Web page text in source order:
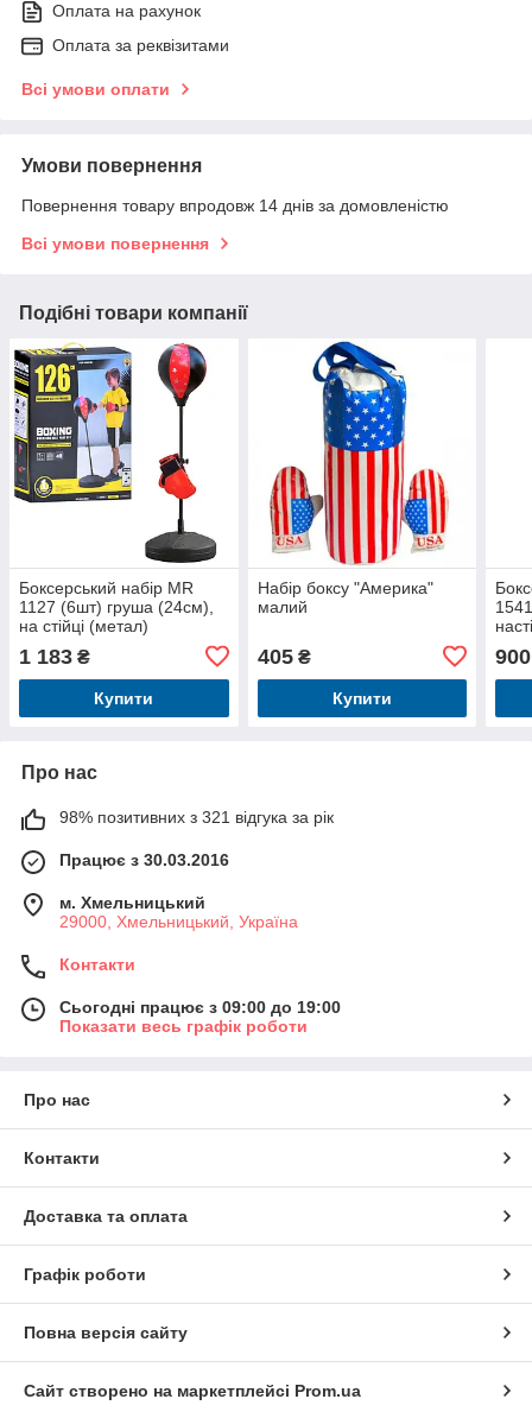
Оплата на рахунок
Оплата за реквізитами
Всі умови оплати
Умови повернення
Повернення товару впродовж 14 днів за домовленістю
Всі умови повернення
Подібні товари компанії
Боксерський набір MR
1127 (6шт) груша (24см),
на стійці (метал)
90см/126см, рукавиці 2 шт
22см, насос, в
1 183 ₴
Купити
Набір боксу "Америка"
малий
405₴
Купити
900
Про нас
98% позитивних з 321 відгука за рік
Працює з 30.03.2016
м. Хмельницький
29000, Хмельницький, Україна
Контакти
Сьогодні працює з 09:00 до 19:00
Показати весь графік роботи
Про нас
Контакти
Доставка та оплата
Графік роботи
Повна версія сайту
Сайт створено на маркетплейсі Prom.ua